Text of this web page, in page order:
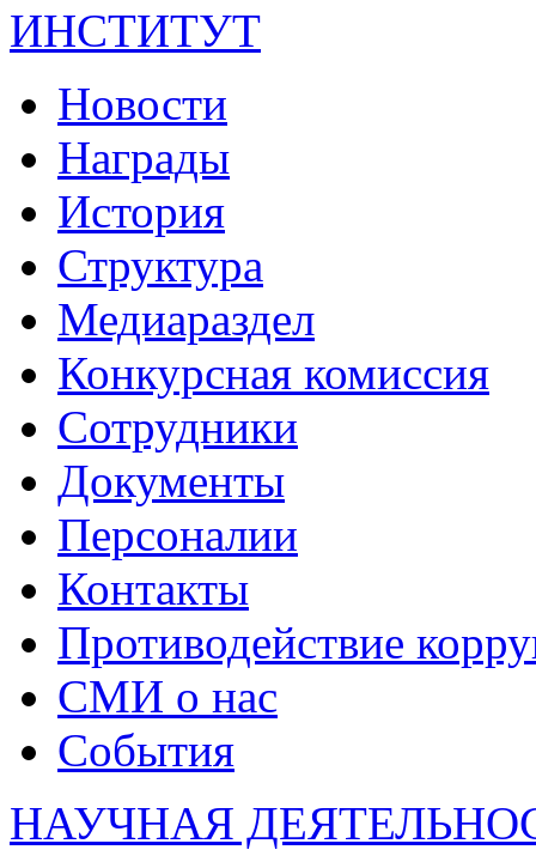
ИНСТИТУТ
Новости
Награды
История
Структура
Медиараздел
Конкурсная комиссия
Сотрудники
Документы
Персоналии
Контакты
Противодействие
СМИ о нас
События
НАУЧНАЯ